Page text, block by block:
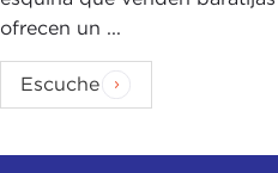
ofrecen un ...
Escuche